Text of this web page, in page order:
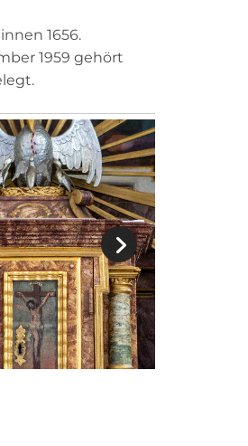
1656.
1959 gehört